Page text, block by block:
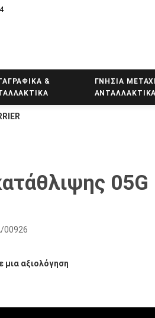
&
ΓΝΗΣΙΑ
ΑΝΤΑΛΛΑΚΤΙΚΑ
μια αξιολόγηση